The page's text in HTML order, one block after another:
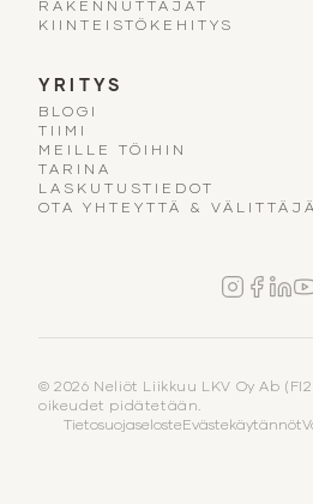
RAKENNUTTAJAT
KIINTEISTÖKEHITYS
YRITYS
BLOGI
TIIMI
MEILLE TÖIHIN
TARINA
LASKUTUSTIEDOT
OTA YHTEYTTÄ &
© 2026 Neliöt Liikkuu LKV Oy Ab
oikeudet pidätetään.
TietosuojaselosteEvästekäytännöt